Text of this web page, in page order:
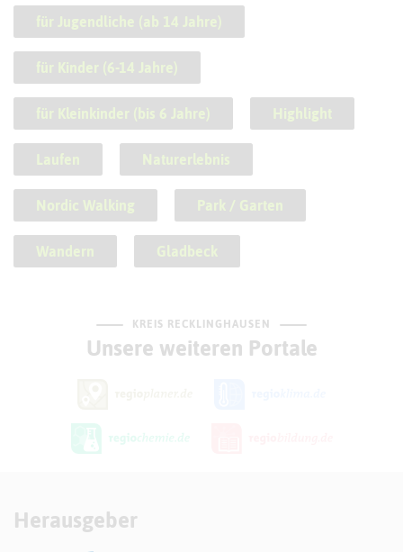
für Jugendliche (ab 14 Jahre)
für Kinder (6-14 Jahre)
für Kleinkinder (bis 6 Jahre) Highlight
Laufen Naturerlebnis
Nordic Walking Park / Garten
Wandern Gladbeck
KREIS RECKLINGHAUSEN
Unsere weiteren Portale
Herausgeber